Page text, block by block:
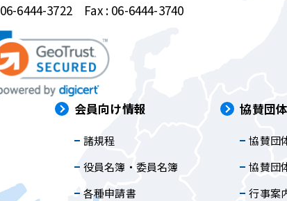
06-6444-3722 Fax : 06-6444-3740
会員向け情報
諸規程
役員名簿・委員名簿
各種申請書
協賛団
協賛団
協賛団
行事案